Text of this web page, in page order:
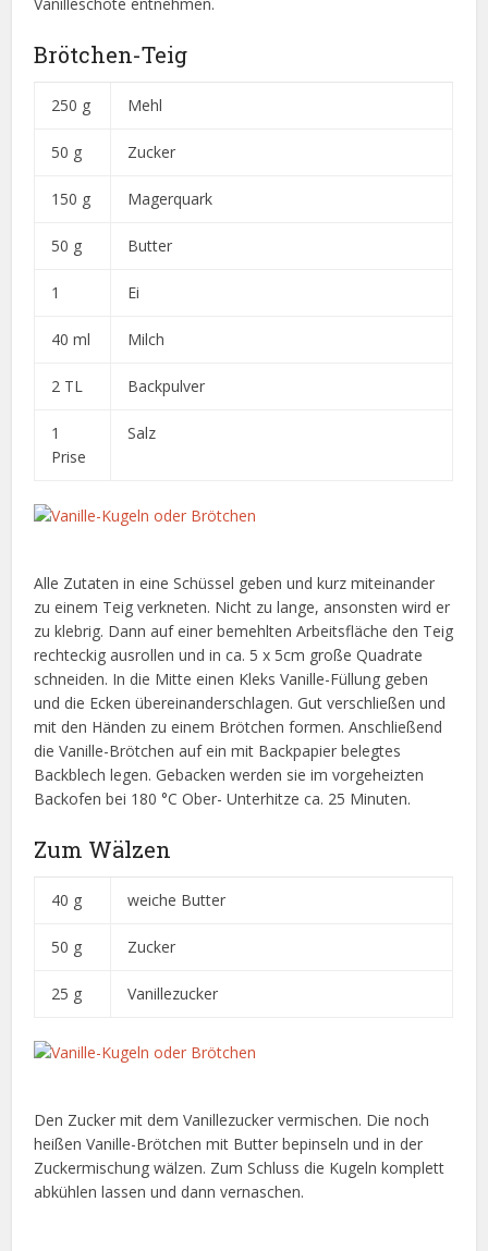
Brötchen-Teig
250 g Mehl
50 g Zucker
150 g Magerquark
50 g Butter
1 Ei
40 ml Milch
2 TL Backpulver
1
Prise
Salz
Alle Zutaten in eine Schüssel geben und kurz miteinander
zu einem Teig verkneten. Nicht zu lange, ansonsten wird er
zu klebrig. Dann auf einer bemehlten Arbeitsfläche den Teig
rechteckig ausrollen und in ca. 5 x 5cm große Quadrate
schneiden. In die Mitte einen Kleks Vanille-Füllung geben
und die Ecken übereinanderschlagen. Gut verschließen und
mit den Händen zu einem Brötchen formen. Anschließend
die Vanille-Brötchen auf ein mit Backpapier belegtes
Backblech legen. Gebacken werden sie im vorgeheizten
Backofen bei 180 °C Ober- Unterhitze ca. 25 Minuten.
Zum Wälzen
40 g weiche Butter
50 g Zucker
25 g Vanillezucker
Den Zucker mit dem Vanillezucker vermischen. Die noch
heißen Vanille-Brötchen mit Butter bepinseln und in der
Zuckermischung wälzen. Zum Schluss die Kugeln komplett
abkühlen lassen und dann vernaschen.